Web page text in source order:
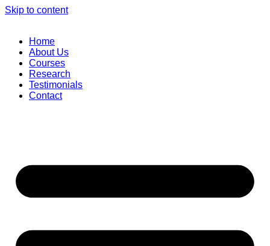
Skip to content
Home
About Us
Courses
Research
Testimonials
Contact